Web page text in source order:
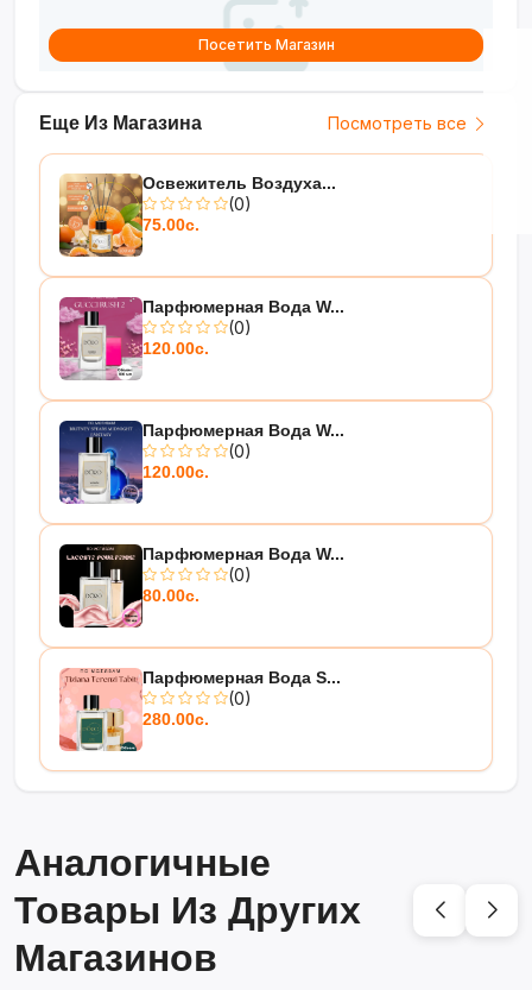
Еще Из Магазина Посмотреть все
Освежитель Воздуха...
(0)
75.00с.
Парфюмерная Вода W...
(0)
120.00с.
Парфюмерная Вода W...
(0)
120.00с.
Парфюмерная Вода W...
(0)
80.00с.
Парфюмерная Вода S...
(0)
280.00с.
Посетить Магазин
Аналогичные
Товары Из Других
Магазинов